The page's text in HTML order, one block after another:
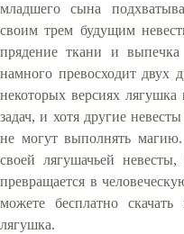
младшего сына
своим трем будущим
прядение ткани и
намного превосходит двух
некоторых версиях
задач, и хотя другие
не могут выполнять
своей лягушачьей
превращается в
можете бесплатно скачать
лягушка.